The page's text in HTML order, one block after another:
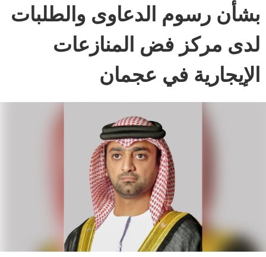
بشأن رسوم الدعاوى والطلبات
لدى مركز فض المنازعات
الإيجارية في عجمان